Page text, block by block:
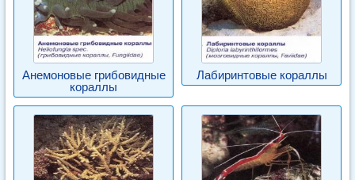
Анемоновые грибовидные
кораллы
Лабиринтовые кораллы